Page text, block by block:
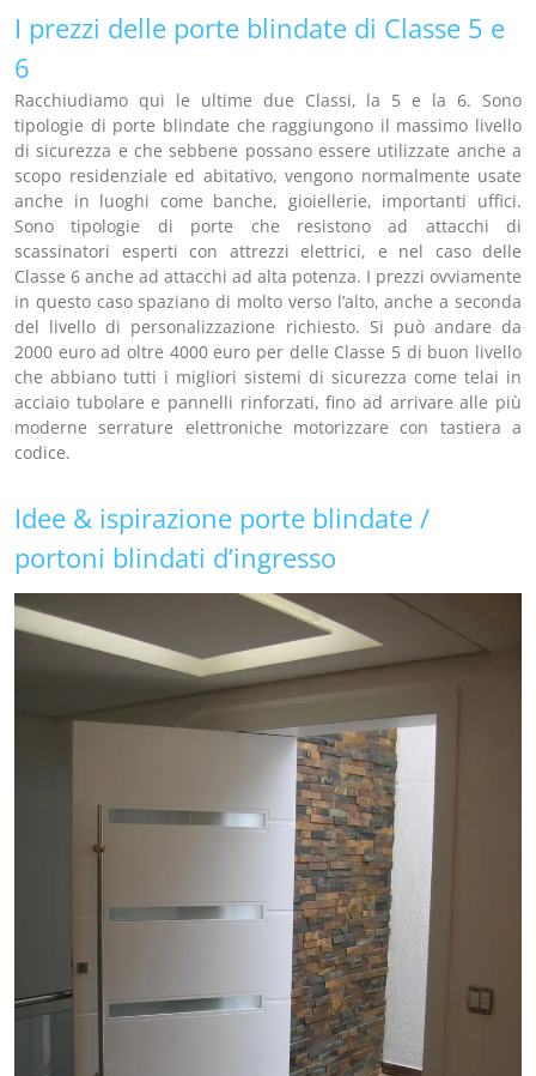
I prezzi delle porte blindate di Classe 5 e
6
Racchiudiamo qui le ultime due Classi, la 5 e la 6. Sono
tipologie di porte blindate che raggiungono il massimo livello
di sicurezza e che sebbene possano essere utilizzate anche a
scopo residenziale ed abitativo, vengono normalmente usate
anche in luoghi come banche, gioiellerie, importanti uffici.
Sono tipologie di porte che resistono ad attacchi di
scassinatori esperti con attrezzi elettrici, e nel caso delle
Classe 6 anche ad attacchi ad alta potenza. I prezzi ovviamente
in questo caso spaziano di molto verso l’alto, anche a seconda
del livello di personalizzazione richiesto. Si può andare da
2000 euro ad oltre 4000 euro per delle Classe 5 di buon livello
che abbiano tutti i migliori sistemi di sicurezza come telai in
acciaio tubolare e pannelli rinforzati, fino ad arrivare alle più
moderne serrature elettroniche motorizzare con tastiera a
codice.
Idee & ispirazione porte blindate /
portoni blindati d’ingresso